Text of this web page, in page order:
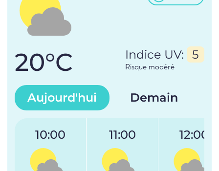
20°C Indice UV: 5
Risque modéré
Aujourd'hui Demain
10:00 11:00 12:00